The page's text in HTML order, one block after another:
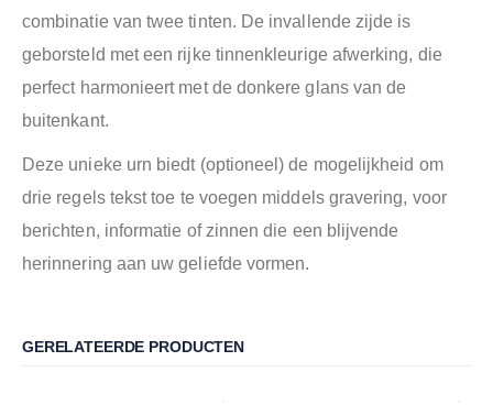
combinatie van twee tinten. De invallende zijde is
geborsteld met een rijke tinnenkleurige afwerking, die
perfect harmonieert met de donkere glans van de
buitenkant.
Deze unieke urn biedt (optioneel) de mogelijkheid om
drie regels tekst toe te voegen middels gravering, voor
berichten, informatie of zinnen die een blijvende
herinnering aan uw geliefde vormen.
GERELATEERDE PRODUCTEN